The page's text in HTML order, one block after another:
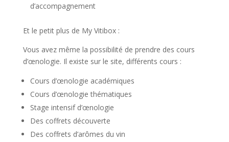
d’accompagnement
Et le petit plus de My Vitibox :
Vous avez même la possibilité de prendre des cours
d’œnologie. Il existe sur le site, différents cours :
Cours d’œnologie académiques
Cours d’œnologie thématiques
Stage intensif d’œnologie
Des coffrets découverte
Des coffrets d’arômes du vin